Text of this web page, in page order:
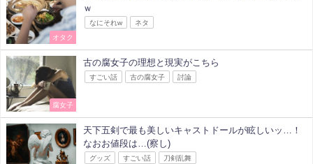
オタク
ｗ
なにそれw ネタ
腐女子
古の腐女子の理想と現実がこちら
すごい話 古の腐女子 討論
天下五剣で最も美しいキャストドールが眩しいッ…！
なおお値段は…(察し)
グッズ すごい話 刀剣乱舞